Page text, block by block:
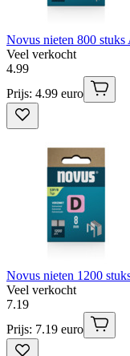
Novus nieten 800
Veel verkocht
4.99
Prijs: 4.99 euro
Novus nieten 1200
Veel verkocht
7.19
Prijs: 7.19 euro